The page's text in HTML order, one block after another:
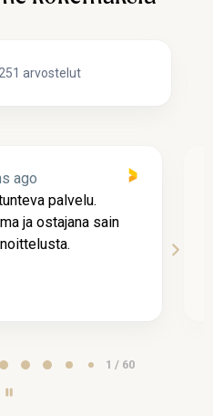
251 arvostelut
ago
palvelu.
ja ostajana sain
2 / 60